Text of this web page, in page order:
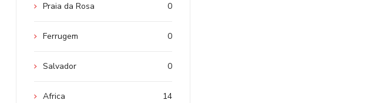
0
Praia da Rosa
0
Ferrugem
0
Salvador
14
Africa